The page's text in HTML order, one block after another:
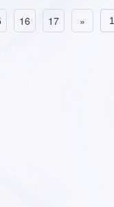
16 17 »